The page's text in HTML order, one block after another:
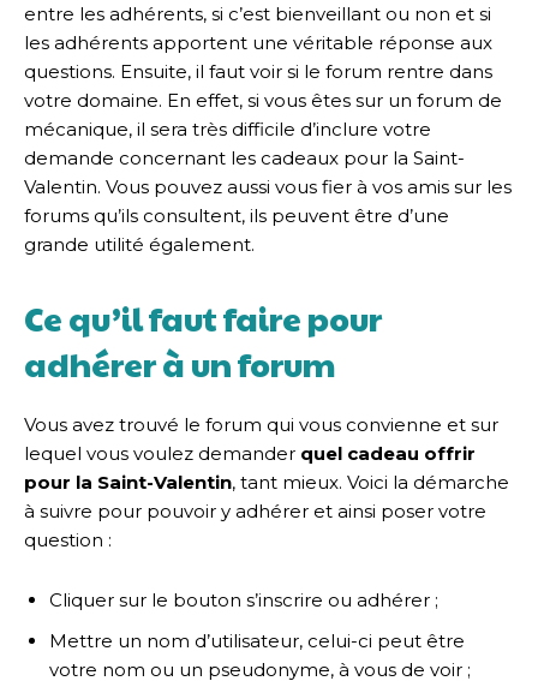
entre les adhérents, si c’est bienveillant ou non et si
les adhérents apportent une véritable réponse aux
questions. Ensuite, il faut voir si le forum rentre dans
votre domaine. En effet, si vous êtes sur un forum de
mécanique, il sera très difficile d’inclure votre
demande concernant les cadeaux pour la Saint-
Valentin. Vous pouvez aussi vous fier à vos amis sur les
forums qu’ils consultent, ils peuvent être d’une
grande utilité également.
Ce qu’il faut faire pour
adhérer à un forum
Vous avez trouvé le forum qui vous convienne et sur
lequel vous voulez demander quel cadeau offrir
pour la Saint-Valentin, tant mieux. Voici la démarche
à suivre pour pouvoir y adhérer et ainsi poser votre
question :
Cliquer sur le bouton s’inscrire ou adhérer ;
Mettre un nom d’utilisateur, celui-ci peut être
votre nom ou un pseudonyme, à vous de voir ;